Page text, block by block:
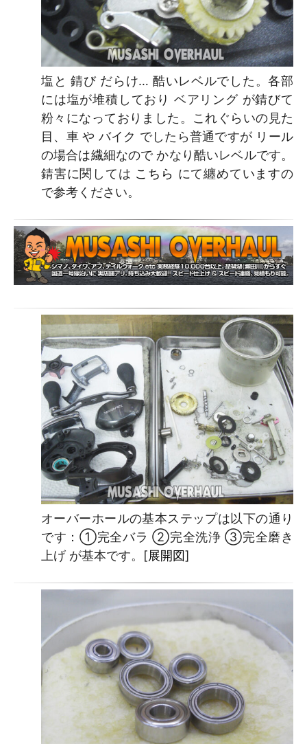
塩と 錆び だらけ… 酷いレベルでした。各部
には塩が堆積しており ベアリング が錆びて
粉々になっておりました。これぐらいの見た
目、車 や バイク でしたら普通ですが リール
の場合は繊細なので かなり酷いレベルです。
錆害に関しては こちら にて纏めていますの
で参考ください。
オーバーホールの基本ステップは以下の通り
です：①完全バラ ②完全洗浄 ③完全磨き
上げ が基本です。[展開図]